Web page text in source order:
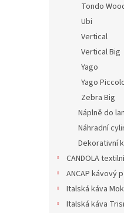
Tondo
Ubi
Vertical
Vertical Big
Yago
Yago
Zebra Big
Náplně do
Náhradní
Dekorativní
CANDOLA
ANCAP kávový
Italská káva
Italská káva